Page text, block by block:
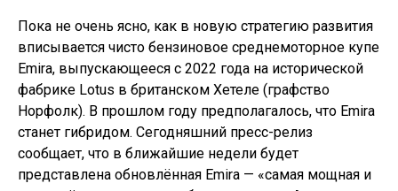
Пока не очень ясно, как в новую стратегию развития
вписывается чисто бензиновое среднемоторное купе
Emira, выпускающееся с 2022 года на исторической
фабрике Lotus в британском Хетеле (графство
Норфолк). В прошлом году предполагалось, что Emira
станет гибридом. Сегодняшний пресс-релиз
сообщает, что в ближайшие недели будет
представлена обновлённая Emira — «самая мощная и